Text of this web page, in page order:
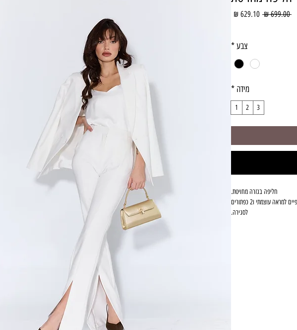
‏699.00 ‏₪
מחיר
צבע*
מידה *
3
2
1
חליפה בגזרה מחויטת.
בנויה מג 'קט אובר-סייז שרוולים ארוכים עם כריות בכתפיים למראה עוצמתי ו2 כפתורים
לסגירה.